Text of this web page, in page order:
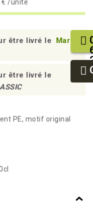
€ /unité
être livré le
Mardi
être livré le
PE, motif original